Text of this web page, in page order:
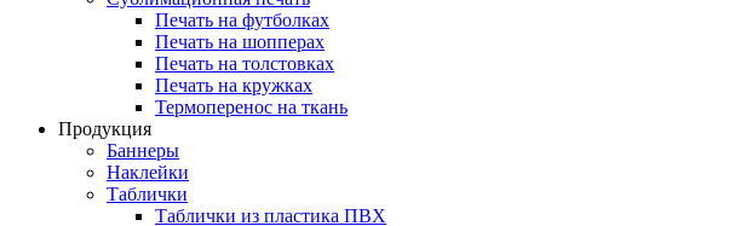
Печать на футболках
Печать на шопперах
Печать на толстовках
Печать на кружках
Термоперенос на ткань
Продукция
Баннеры
Наклейки
Таблички
Таблички из пластика ПВХ